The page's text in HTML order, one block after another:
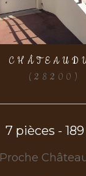
(28200)
7 pièces -
Proche